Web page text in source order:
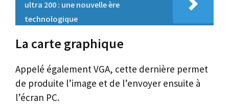
ultra 200 : une nouvelle ère
technologique
La carte graphique
Appelé également VGA, cette dernière permet
de produite l’image et de l’envoyer ensuite à
l’écran PC.